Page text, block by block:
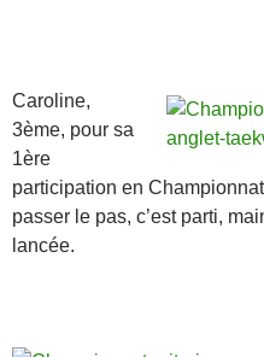
Caroline,
3ème, pour sa
1ère
participation en
passer le pas, c’est parti,
lancée.